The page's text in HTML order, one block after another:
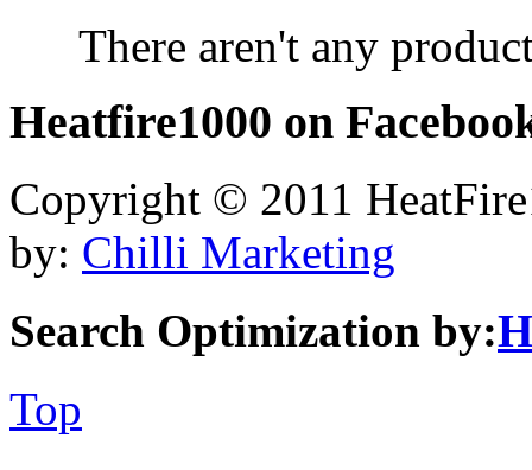
There aren't any
Heatfire1000 on
Copyright © 2011
by: Chilli Marketing
Search Optimization by:
Top